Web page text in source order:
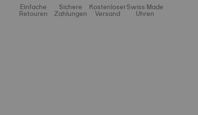
Einfache
Retouren
Sichere
Zahlungen
Kostenloser
Versand
Swiss Made
Uhren